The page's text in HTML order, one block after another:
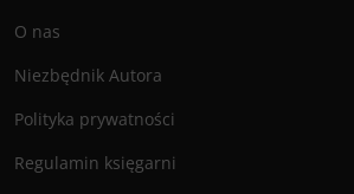
O nas
Niezbędnik Autora
Polityka prywatności
Regulamin księgarni